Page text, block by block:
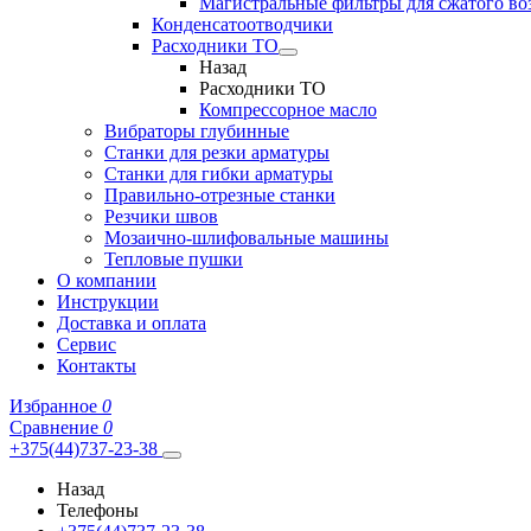
Конденсатоотводчики
Расходники ТО
Назад
Расходники ТО
Компрессорное масло
Вибраторы глубинные
Станки для резки арматуры
Станки для гибки арматуры
Правильно-отрезные станки
Резчики швов
Мозаично-шлифовальные машины
Тепловые пушки
О компании
Инструкции
Доставка и оплата
Сервис
Контакты
Избранное 0
Сравнение 0
+375(44)737-23-38
Назад
Телефоны